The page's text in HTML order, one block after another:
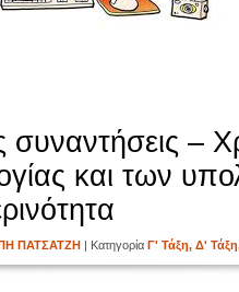
συναντήσεις –
και των
ΠΑΤΣΑΤΖΗ | Κατηγορία Γ' Τάξη, Δ' Τάξη